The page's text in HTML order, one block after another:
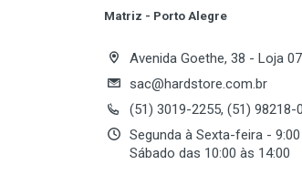
Processador(es)
BUS de Sistema
Chipset
Review Stars
Matriz - Porto Alegre
Avenida Goethe, 38 - Loja
sac@hardstore.com.br
(51) 3019-2255, (51) 98218-
Segunda à Sexta-feira -
Sábado das 10:00 às 14:00